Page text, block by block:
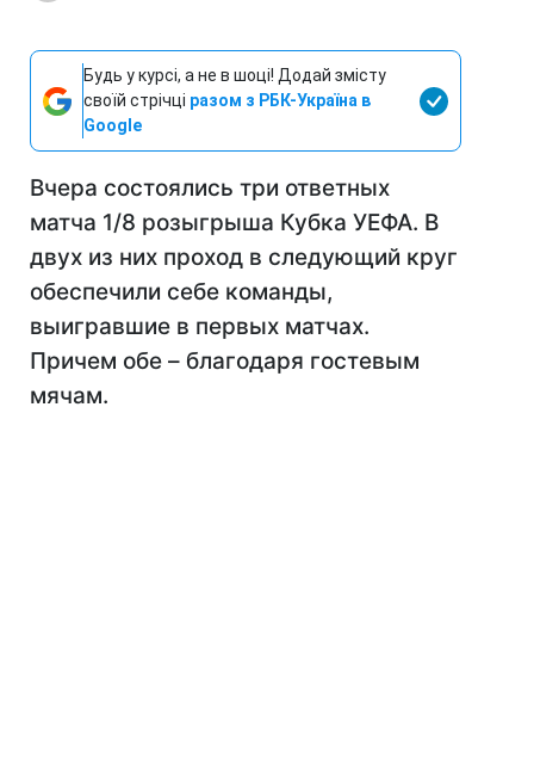
Будь у курсі, а не в шоці! Додай змісту
своїй стрічці разом з РБК-Україна в
Google
Вчера состоялись три ответных
матча 1/8 розыгрыша Кубка УЕФА. В
двух из них проход в следующий круг
обеспечили себе команды,
выигравшие в первых матчах.
Причем обе – благодаря гостевым
мячам.